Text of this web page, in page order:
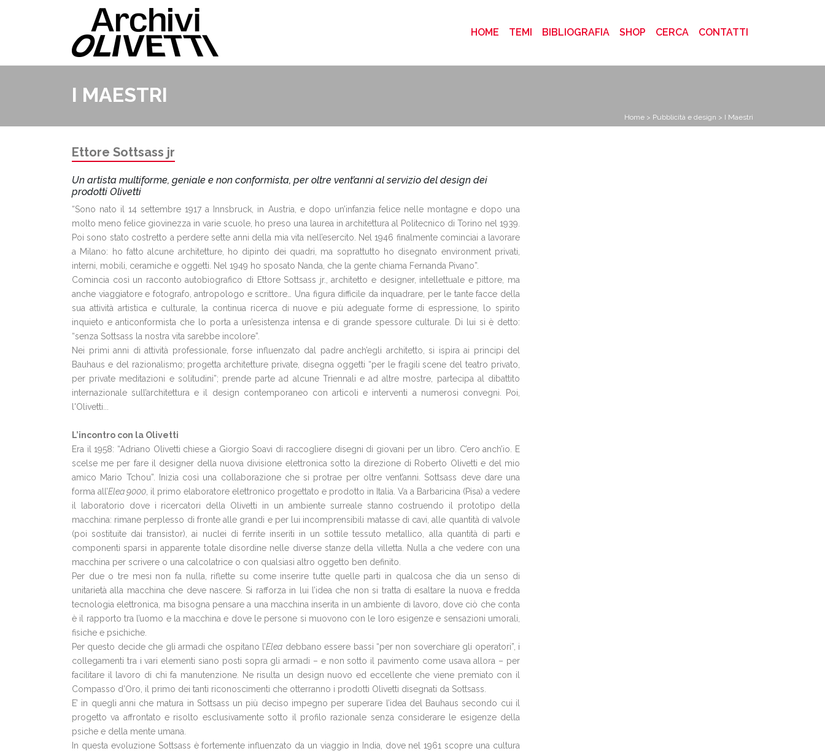
HOME (CURRENT)
TEMI BIBLIOGRAFIA SHOP CERCA CONTATTI
I MAESTRI
Home > Pubblicità e design > I Maestri
Ettore Sottsass jr
Un artista multiforme, geniale e non conformista, per oltre vent’anni al servizio del design dei
prodotti Olivetti
“Sono nato il 14 settembre 1917 a Innsbruck, in Austria, e dopo un’infanzia felice nelle montagne e dopo una
molto meno felice giovinezza in varie scuole, ho preso una laurea in architettura al Politecnico di Torino nel 1939.
Poi sono stato costretto a perdere sette anni della mia vita nell’esercito. Nel 1946 finalmente cominciai a lavorare
a Milano: ho fatto alcune architetture, ho dipinto dei quadri, ma soprattutto ho disegnato environment privati,
interni, mobili, ceramiche e oggetti. Nel 1949 ho sposato Nanda, che la gente chiama Fernanda Pivano”.
Comincia così un racconto autobiografico di Ettore Sottsass jr., architetto e designer, intellettuale e pittore, ma
anche viaggiatore e fotografo, antropologo e scrittore… Una figura difficile da inquadrare, per le tante facce della
sua attività artistica e culturale, la continua ricerca di nuove e più adeguate forme di espressione, lo spirito
inquieto e anticonformista che lo porta a un’esistenza intensa e di grande spessore culturale. Di lui si è detto:
“senza Sottsass la nostra vita sarebbe incolore”.
Nei primi anni di attività professionale, forse influenzato dal padre anch’egli architetto, si ispira ai principi del
Bauhaus e del razionalismo; progetta architetture private, disegna oggetti “per le fragili scene del teatro privato,
per private meditazioni e solitudini”; prende parte ad alcune Triennali e ad altre mostre, partecipa al dibattito
internazionale sull’architettura e il design contemporaneo con articoli e interventi a numerosi convegni. Poi,
l'Olivetti...
L’incontro con la Olivetti
Era il 1958: “Adriano Olivetti chiese a Giorgio Soavi di raccogliere disegni di giovani per un libro. C’ero anch’io. E
scelse me per fare il designer della nuova divisione elettronica sotto la direzione di Roberto Olivetti e del mio
amico Mario Tchou”. Inizia così una collaborazione che si protrae per oltre vent’anni. Sottsass deve dare una
forma all’Elea 9000 , il primo elaboratore elettronico progettato e prodotto in Italia. Va a Barbaricina (Pisa) a vedere
il laboratorio dove i ricercatori della Olivetti in un ambiente surreale stanno costruendo il prototipo della
macchina: rimane perplesso di fronte alle grandi e per lui incomprensibili matasse di cavi, alle quantità di valvole
(poi sostituite dai transistor), ai nuclei di ferrite inseriti in un sottile tessuto metallico, alla quantità di parti e
componenti sparsi in apparente totale disordine nelle diverse stanze della villetta. Nulla a che vedere con una
macchina per scrivere o una calcolatrice o con qualsiasi altro oggetto ben definito.
Per due o tre mesi non fa nulla, riflette su come inserire tutte quelle parti in qualcosa che dia un senso di
unitarietà alla macchina che deve nascere. Si rafforza in lui l’idea che non si tratta di esaltare la nuova e fredda
tecnologia elettronica, ma bisogna pensare a una macchina inserita in un ambiente di lavoro, dove ciò che conta
è il rapporto tra l’uomo e la macchina e dove le persone si muovono con le loro esigenze e sensazioni umorali,
fisiche e psichiche.
Per questo decide che gli armadi che ospitano l’Elea debbano essere bassi “per non soverchiare gli operatori”, i
collegamenti tra i vari elementi siano posti sopra gli armadi – e non sotto il pavimento come usava allora – per
facilitare il lavoro di chi fa manutenzione. Ne risulta un design nuovo ed eccellente che viene premiato con il
Compasso d’Oro, il primo dei tanti riconoscimenti che otterranno i prodotti Olivetti disegnati da Sottsass.
E’ in quegli anni che matura in Sottsass un più deciso impegno per superare l’idea del Bauhaus secondo cui il
progetto va affrontato e risolto esclusivamente sotto il profilo razionale senza considerare le esigenze della
psiche e della mente umana.
In questa evoluzione Sottsass è fortemente influenzato da un viaggio in India, dove nel 1961 scopre una cultura